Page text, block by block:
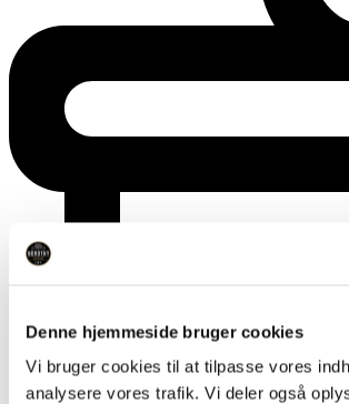
Denne hjemmeside bruger cookies
Vi bruger cookies til at tilpasse vores
analysere vores trafik. Vi deler også